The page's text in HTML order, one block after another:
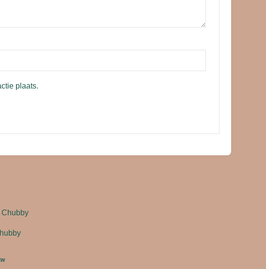
plaats.